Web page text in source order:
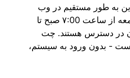
به طور مستقیم در وب
سایت. دوشنبه تا جمعه از ساعت ۷:00 صبح تا
در دسترس هستند. چت
- بدون ورود به سیستم،